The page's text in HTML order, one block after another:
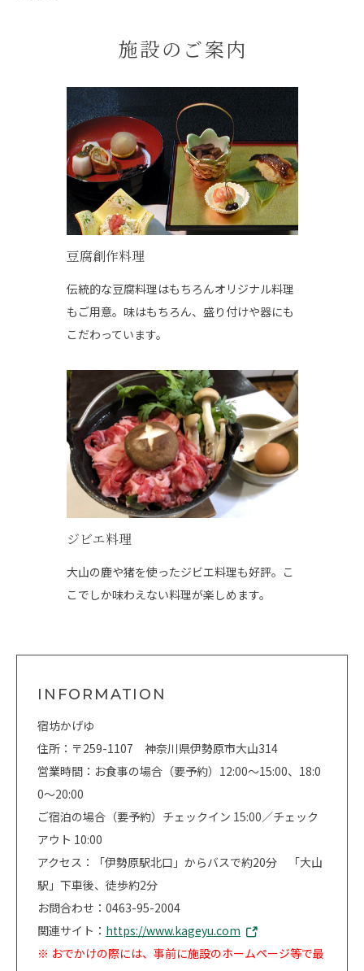
施設のご案内
豆腐創作料理
伝統的な豆腐料理はもちろんオリジナル料理
もご用意。味はもちろん、盛り付けや器にも
こだわっています。
ジビエ料理
大山の鹿や猪を使ったジビエ料理も好評。こ
こでしか味わえない料理が楽しめます。
INFORMATION
宿坊かげゆ
住所：〒259-1107 神奈川県伊勢原市大山314
営業時間：お食事の場合（要予約）12:00〜15:00、18:0
0〜20:00
ご宿泊の場合（要予約）チェックイン 15:00／チェック
アウト 10:00
アクセス：「伊勢原駅北口」からバスで約20分 「大山
駅」下車後、徒歩約2分
お問合わせ：0463-95-2004
関連サイト： https://www.kageyu.com
※ おでかけの際には、事前に施設のホームページ等で最